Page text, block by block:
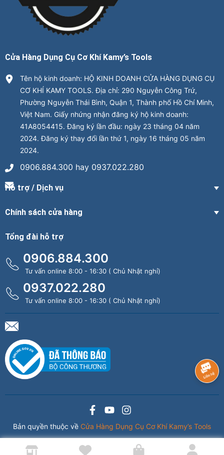
Cửa Hàng Dụng Cụ Cơ Khí Kamy’s Tools
Tên hộ kinh doanh: HỘ KINH DOANH CỬA HÀNG DỤNG CỤ
CƠ KHÍ KAMY TOOLS. Địa chỉ: 290 Nguyễn Công Trứ,
Phường Nguyễn Thái Bình, Quận 1, Thành phố Hồ Chí Minh,
Việt Nam. Giấy nhứng nhận đăng ký hộ kinh doanh:
41A8054415. Đăng ký lần đầu: ngày 23 tháng 04 năm
2024. Đăng ký thay đổi lần thứ 1, ngày 16 tháng 05 năm
2024.
0906.884.300 hay 0937.022.280
Hỗ trợ / Dịch vụ
Chính sách cửa hàng
Tổng đài hỗ trợ
0906.884.300
Tư vấn online 8:00 - 16:30 ( Chủ Nhật nghỉ)
0937.022.280
Tư vấn online 8:00 - 16:30 ( Chủ Nhật nghỉ)
Bản quyền thuộc về Cửa Hàng Dụng Cụ Cơ Khí Kamy’s Tools